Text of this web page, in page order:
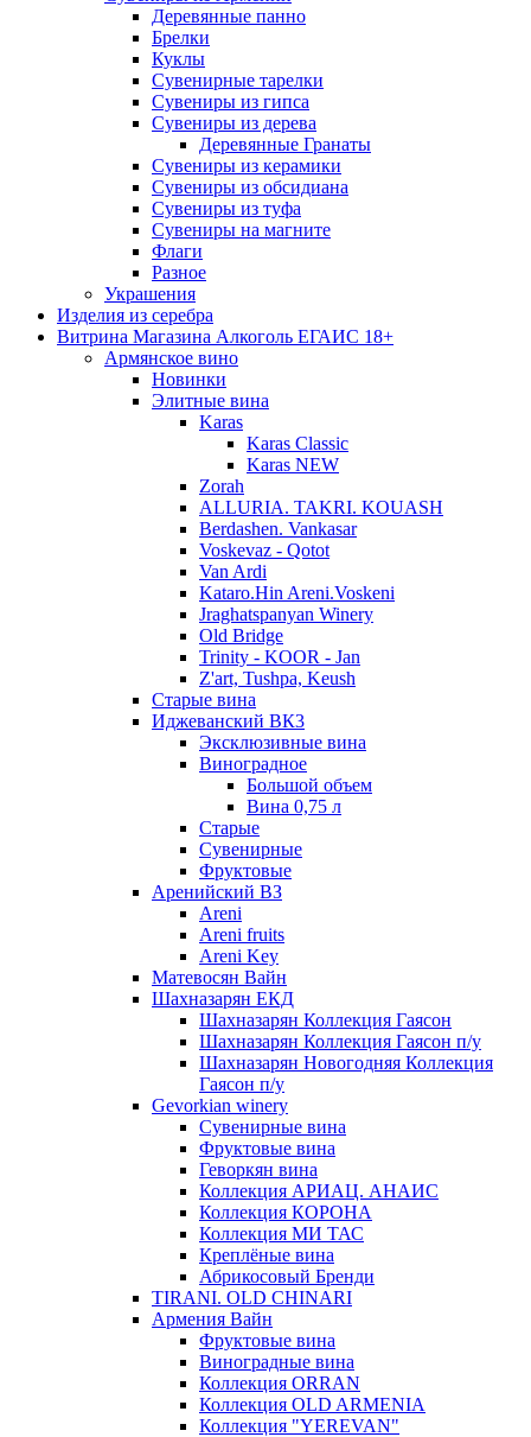
Деревянные панно
Брелки
Куклы
Сувенирные тарелки
Сувениры из гипса
Сувениры из дерева
Деревянные Гранаты
Сувениры из керамики
Сувениры из обсидиана
Сувениры из туфа
Сувениры на магните
Флаги
Разное
Украшения
Изделия из серебра
Витрина Магазина Алкоголь ЕГАИС 18+
Армянское вино
Новинки
Элитные вина
Karas
Karas Classic
Karas NEW
Zorah
ALLURIA. TAKRI. KOUASH
Berdashen. Vankasar
Voskevaz - Qotot
Van Ardi
Kataro.Hin Areni.Voskeni
Jraghatspanyan Winery
Old Bridge
Trinity - KOOR - Jan
Z'art, Tushpa, Keush
Старые вина
Иджеванский ВК3
Эксклюзивные вина
Виноградное
Большой объем
Вина 0,75 л
Старые
Сувенирные
Фруктовые
Аренийский ВЗ
Areni
Areni fruits
Areni Key
Матевосян Вайн
Шахназарян ЕКД
Шахназарян Коллекция Гаясон
Шахназарян Коллекция Гаясон п/у
Шахназарян Новогодняя Коллекция
Гаясон п/у
Gevorkian winery
Сувенирные вина
Фруктовые вина
Геворкян вина
Коллекция АРИАЦ. АНАИС
Коллекция КОРОНА
Коллекция МИ ТАС
Креплёные вина
Абрикосовый Бренди
TIRANI. OLD CHINARI
Армения Вайн
Фруктовые вина
Виноградные вина
Коллекция ORRAN
Коллекция OLD ARMENIA
Коллекция "YEREVAN"